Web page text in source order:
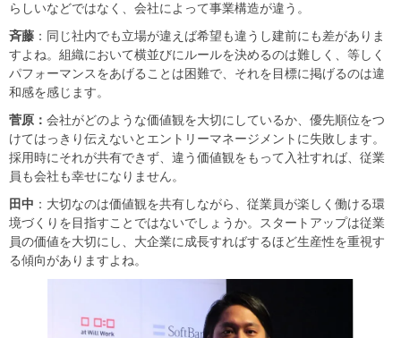
らしいなどではなく、会社によって事業構造が違う。
斉藤 ：同じ社内でも立場が違えば希望も違うし建前にも差がありま
すよね。組織において横並びにルールを決めるのは難しく、等しく
パフォーマンスをあげることは困難で、それを目標に掲げるのは違
和感を感じます。
菅原： 会社がどのような価値観を大切にしているか、優先順位をつ
けてはっきり伝えないとエントリーマネージメントに失敗します。
採用時にそれが共有できず、違う価値観をもって入社すれば、従業
員も会社も幸せになりません。
田中 ：大切なのは価値観を共有しながら、従業員が楽しく働ける環
境づくりを目指すことではないでしょうか。スタートアップは従業
員の価値を大切にし、大企業に成長すればするほど生産性を重視す
る傾向がありますよね。